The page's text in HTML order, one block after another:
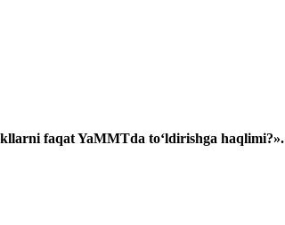
faqatYaMMTda toʻldirishga haqlimi?».